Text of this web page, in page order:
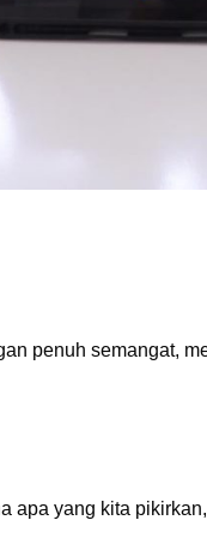
penuh semangat,
apa yang kita